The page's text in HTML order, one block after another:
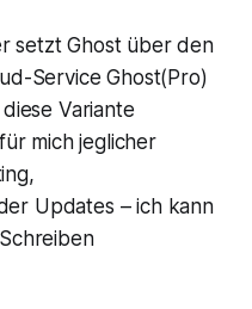
setzt Ghost über den
Service Ghost(Pro)
Variante
mich jeglicher
Updates – ich kann